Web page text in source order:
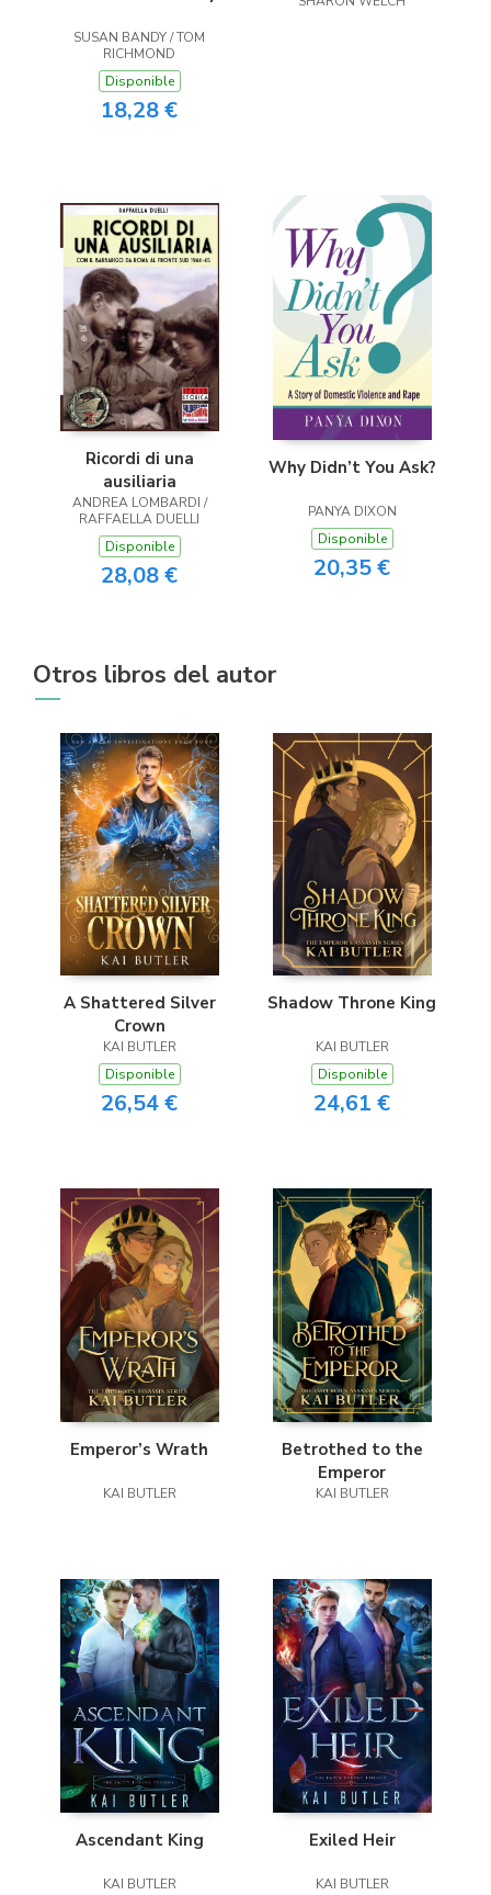
SUSAN BANDY / TOM
RICHMOND
Disponible
18,28 €
Ricordi di una
ausiliaria
ANDREA LOMBARDI /
RAFFAELLA DUELLI
Disponible
28,08 €
Why Didn’t You Ask?
PANYA DIXON
Disponible
20,35 €
Otros libros del autor
A Shattered Silver
Crown
KAI BUTLER
Disponible
26,54 €
Shadow Throne King
KAI BUTLER
Disponible
24,61 €
Emperor’s Wrath
KAI BUTLER
Betrothed to the
Emperor
KAI BUTLER
Ascendant King
KAI BUTLER
Exiled Heir
KAI BUTLER